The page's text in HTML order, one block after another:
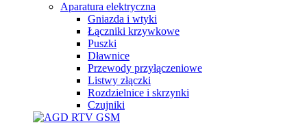
Aparatura elektryczna
Gniazda i wtyki
Łączniki krzywkowe
Puszki
Dławnice
Przewody przyłączeniowe
Listwy złączki
Rozdzielnice i skrzynki
Czujniki